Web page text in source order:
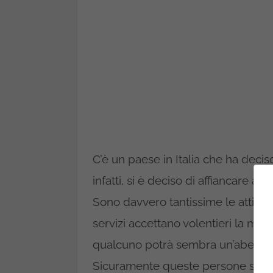
C’è un paese in Italia che ha
infatti, si è deciso di affiancare al
Sono davvero tantissime le
servizi accettano volentieri la
qualcuno potrà sembra
Sicuramente queste persone